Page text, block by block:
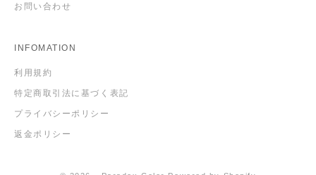
お問い合わせ
INFOMATION
利用規約
特定商取引法に基づく表記
プライバシーポリシー
返金ポリシー